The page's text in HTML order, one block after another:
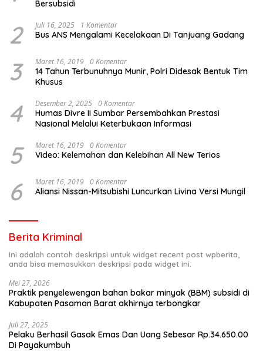
Bersubsidi
2 Juli 16, 2025 1 Komentar
Bus ANS Mengalami Kecelakaan Di Tanjuang Gadang
3 Maret 16, 2019 0 Komentar
14 Tahun Terbunuhnya Munir, Polri Didesak Bentuk Tim
Khusus
4 Desember 2, 2025 0 Komentar
Humas Divre II Sumbar Persembahkan Prestasi
Nasional Melalui Keterbukaan Informasi
5 Maret 16, 2019 0 Komentar
Video: Kelemahan dan Kelebihan All New Terios
6 Maret 16, 2019 0 Komentar
Aliansi Nissan-Mitsubishi Luncurkan Livina Versi Mungil
Berita Kriminal
Ini adalah contoh deskripsi untuk widget recent post wpberita,
anda bisa memasukkan deskripsi pada widget ini.
Mei 27, 2026
Praktik penyelewengan bahan bakar minyak (BBM) subsidi di
Kabupaten Pasaman Barat akhirnya terbongkar
Juli 27, 2025
Pelaku Berhasil Gasak Emas Dan Uang Sebesar Rp.34.650.00
Di Payakumbuh